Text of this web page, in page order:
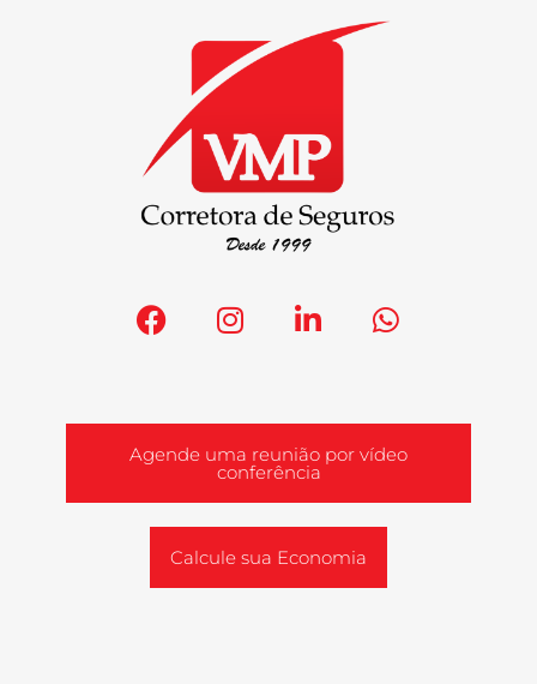
Agende uma reunião por vídeo
conferência
Calcule sua Economia